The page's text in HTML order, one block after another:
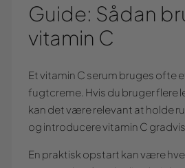
Guide: Sådan
vitamin C
Et vitamin C serum bruges ofte
fugtcreme. Hvis du bruger flere
kan det være relevant at holde
og introducere vitamin C
En praktisk opstart kan være